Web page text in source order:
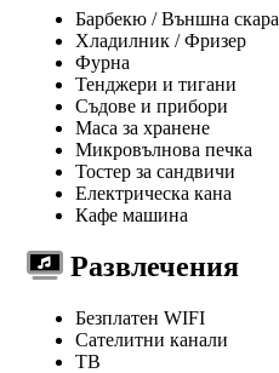
Барбекю / Външна скара
Хладилник / Фризер
Фурна
Тенджери и тигани
Съдове и прибори
Маса за хранене
Микровълнова печка
Тостер за сандвичи
Електрическа кана
Кафе машина
Развлечения
Безплатен WIFI
Сателитни канали
ТВ